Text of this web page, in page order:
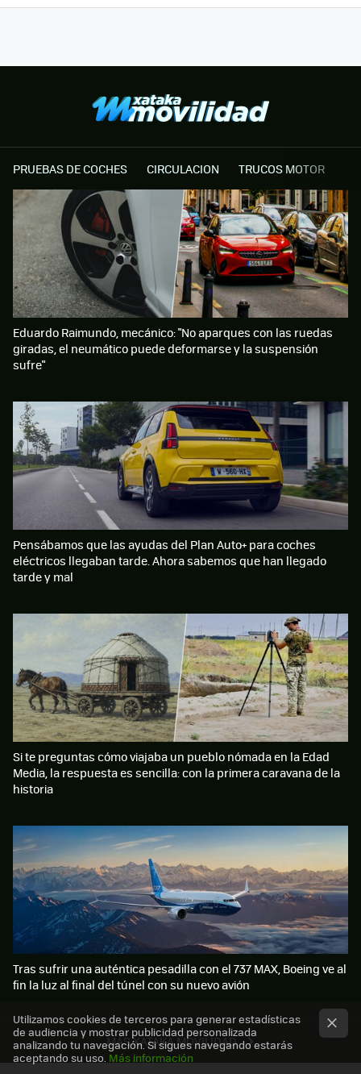
PRUEBAS DE COCHES CIRCULACION TRUCOS MOTOR
MÁS XATAKA MOVILIDAD
Eduardo Raimundo, mecánico: "No aparques con las ruedas
giradas, el neumático puede deformarse y la suspensión
sufre"
Pensábamos que las ayudas del Plan Auto+ para coches
eléctricos llegaban tarde. Ahora sabemos que han llegado
tarde y mal
Si te preguntas cómo viajaba un pueblo nómada en la Edad
Media, la respuesta es sencilla: con la primera caravana de la
historia
Tras sufrir una auténtica pesadilla con el 737 MAX, Boeing ve al
fin la luz al final del túnel con su nuevo avión
Utilizamos cookies de terceros para generar estadísticas
de audiencia y mostrar publicidad personalizada
analizando tu navegación. Si sigues navegando estarás
aceptando su uso. Más información